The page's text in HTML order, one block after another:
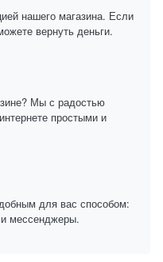
нашего магазина. Если
вернуть деньги.
Мы с радостью
простыми и
для вас способом:
мессенджеры.